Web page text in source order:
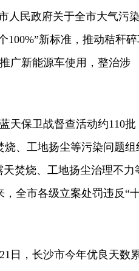
人民政府关于全市大气污染
100%”新标准，推动秸秆
广新能源车使用，整治涉
保卫战督查活动约110批
、工地扬尘等污染问题组
焚烧、工地扬尘治理不力
全市各级立案处罚违反“
日，长沙市今年优良天数